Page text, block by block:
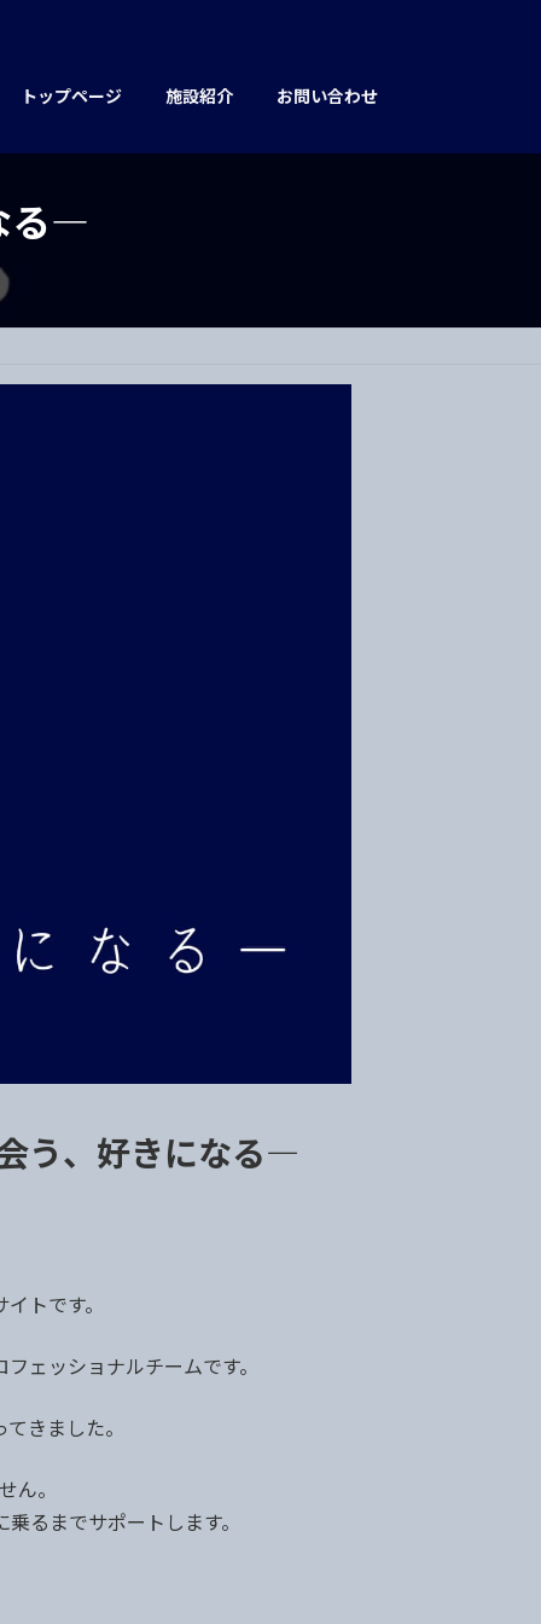
トップページ 施設紹介 お問い合わせ
る―
う、好きになる―
トです。
ェッショナルチームです。
きました。
ん。
るまでサポートします。